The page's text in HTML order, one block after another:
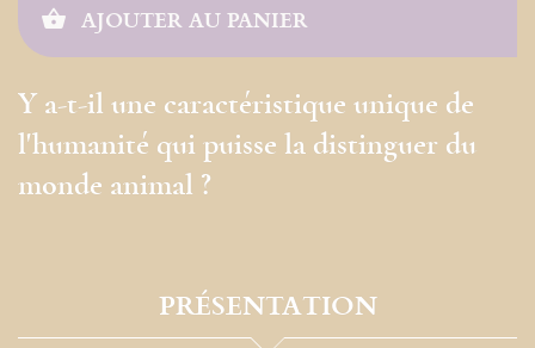
AJOUTER AU PANIER
Y a-t-il une caractéristique unique de
l'humanité qui puisse la distinguer du
monde animal ?
PRÉSENTATION